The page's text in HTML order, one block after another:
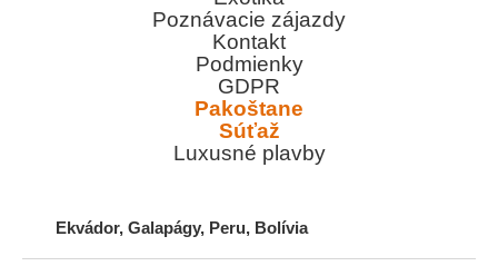
Poznávacie zájazdy
Kontakt
Podmienky
GDPR
Pakoštane
Súťaž
Luxusné plavby
Ekvádor, Galapágy, Peru, Bolívia